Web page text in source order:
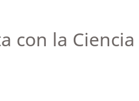
con la Ciencia